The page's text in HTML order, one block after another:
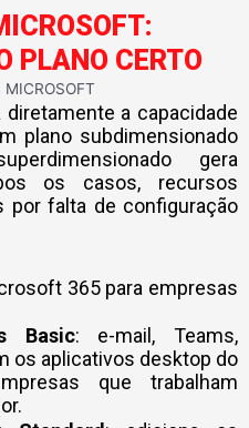
PLANO CERTO
a capacidade
plano subdimensionado
gera
os casos, recursos
por falta de configuração
365 para empresas
Basic: e-mail, Teams,
os aplicativos desktop do
que trabalham